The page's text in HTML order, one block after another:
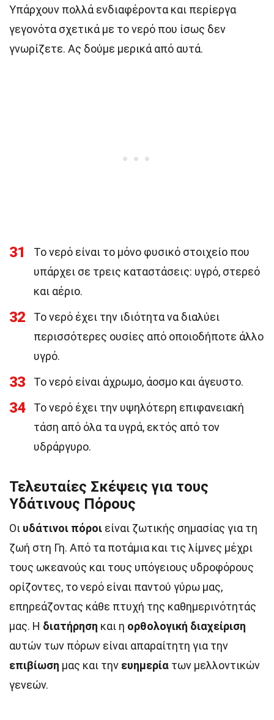
Υπάρχουν πολλά ενδιαφέροντα και περίεργα
γεγονότα σχετικά με το νερό που ίσως δεν
γνωρίζετε. Ας δούμε μερικά από αυτά.
31
Το νερό είναι το μόνο φυσικό στοιχείο που
υπάρχει σε τρεις καταστάσεις: υγρό, στερεό
και αέριο.
32
Το νερό έχει την ιδιότητα να διαλύει
περισσότερες ουσίες από οποιοδήποτε άλλο
υγρό.
33 Το νερό είναι άχρωμο, άοσμο και άγευστο.
34
Το νερό έχει την υψηλότερη επιφανειακή
τάση από όλα τα υγρά, εκτός από τον
υδράργυρο.
Τελευταίες Σκέψεις για τους
Υδάτινους Πόρους
Οι υδάτινοι πόροι είναι ζωτικής σημασίας για τη
ζωή στη Γη. Από τα ποτάμια και τις λίμνες μέχρι
τους ωκεανούς και τους υπόγειους υδροφόρους
ορίζοντες, το νερό είναι παντού γύρω μας,
επηρεάζοντας κάθε πτυχή της καθημερινότητάς
μας. Η διατήρηση και η ορθολογική διαχείριση
αυτών των πόρων είναι απαραίτητη για την
επιβίωση μας και την ευημερία των μελλοντικών
γενεών.